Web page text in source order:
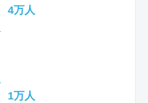
4万人
1万人